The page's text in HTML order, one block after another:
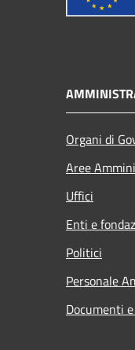
Organi di
Aree
Uffici
Enti e
Politici
Personale
Documenti